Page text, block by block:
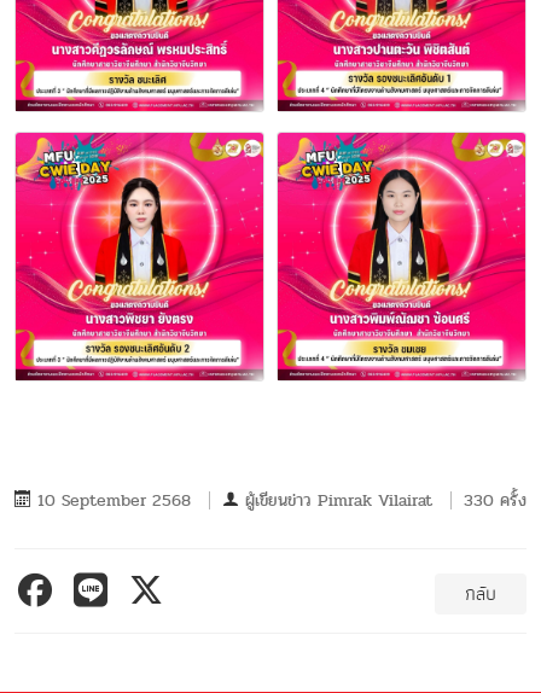
10 September 2568 ผู้เขียนข่าว Pimrak Vilairat 330 ครั้ง
กลับ